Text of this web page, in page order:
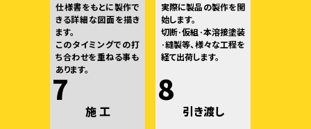
仕様書をもとに製作で
きる詳細な図面を描き
ます。
このタイミングでの打
ち合わせを重ねる事も
あります。
実際に製品の製作を開
始します。
切断·仮組·本溶接塗装
·縫製等、様々な工程を
経て出荷します。
7
施 工
8
引き渡し